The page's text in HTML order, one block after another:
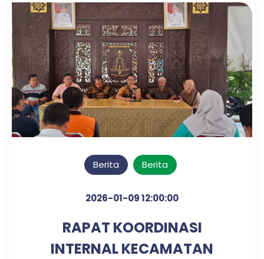
Berita Berita
2026-01-09 12:00:00
RAPAT KOORDINASI
INTERNAL KECAMATAN